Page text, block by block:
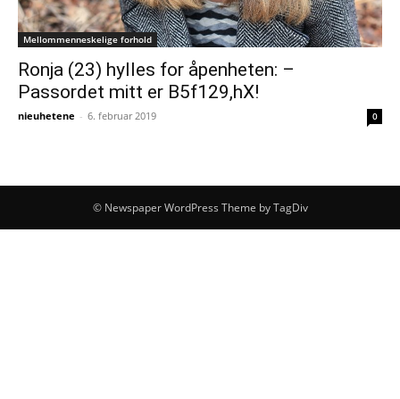
Mellommenneskelige forhold
Ronja (23) hylles for åpenheten: –
Passordet mitt er B5f129,hX!
nieuhetene - 6. februar 2019 0
© Newspaper WordPress Theme by TagDiv